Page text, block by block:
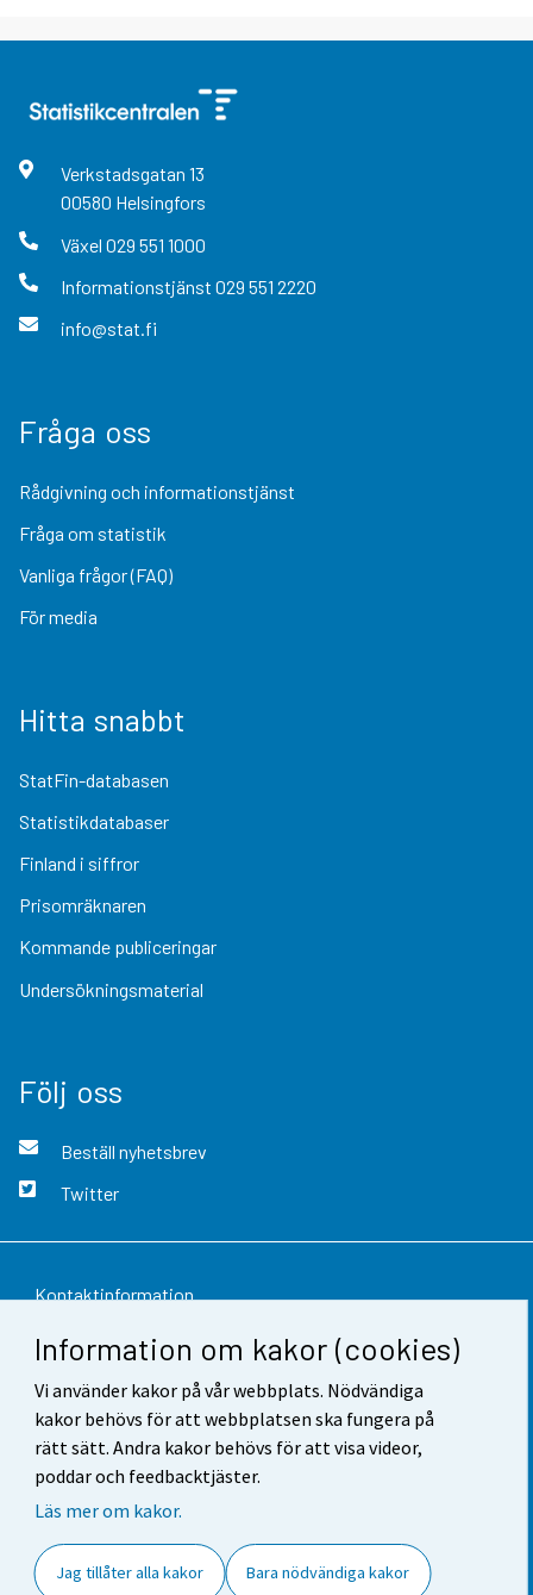
Information om kakor (cookies)
Vi använder kakor på vår webbplats. Nödvändiga
kakor behövs för att webbplatsen ska fungera på
rätt sätt. Andra kakor behövs för att visa videor,
poddar och feedbacktjäster.
Läs mer om kakor.
Jag tillåter alla kakor Bara nödvändiga kakor
Verkstadsgatan 13
00580 Helsingfors
Växel 029 551 1000
Informationstjänst 029 551 2220
info@stat.fi
Fråga oss
Rådgivning och informationstjänst
Fråga om statistik
Vanliga frågor (FAQ)
För media
Hitta snabbt
StatFin-databasen
Statistikdatabaser
Finland i siffror
Prisomräknaren
Kommande publiceringar
Undersökningsmaterial
Följ oss
Beställ nyhetsbrev
Twitter
Kontaktinformation
Respons
Användarvillkor
Dataskydd
Tillgänglighet
Cookie-inställningar